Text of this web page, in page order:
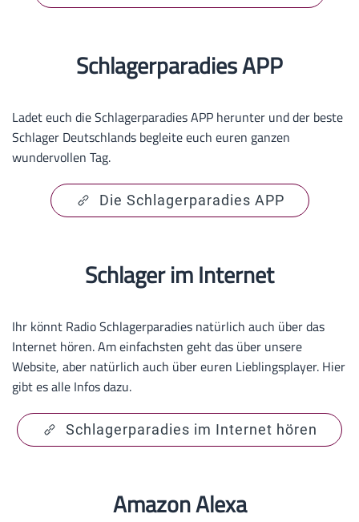
Schlagerparadies APP
Ladet euch die Schlagerparadies APP herunter und der beste
Schlager Deutschlands begleite euch euren ganzen
wundervollen Tag.
Die Schlagerparadies APP
Schlager im Internet
Ihr könnt Radio Schlagerparadies natürlich auch über das
Internet hören. Am einfachsten geht das über unsere
Website, aber natürlich auch über euren Lieblingsplayer. Hier
gibt es alle Infos dazu.
Schlagerparadies im Internet hören
Amazon Alexa